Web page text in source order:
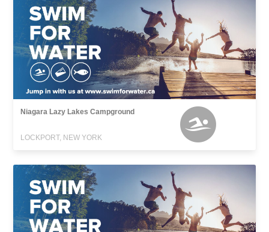
Niagara Lazy Lakes Campground
LOCKPORT, NEW YORK